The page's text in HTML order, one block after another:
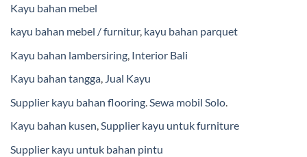
Kayu bahan mebel
kayu bahan mebel / furnitur, kayu bahan parquet
Kayu bahan lambersiring Interior Bali
Kayu bahan tangga, Jual Kayu
Supplier kayu bahan flooring.Sewa mobil Solo.
Kayu bahan kusen,Supplier kayu untuk furniture
Supplier kayu untuk bahan pintu